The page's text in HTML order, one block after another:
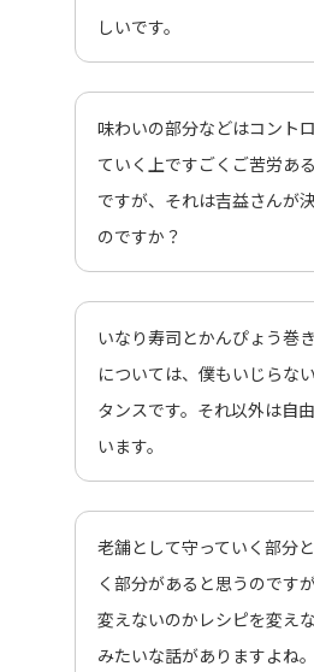
しいです。
味わいの部分などはコント
ていく上ですごくご苦労あ
ですが、それは吉益さんが
のですか？
いなり寿司とかんぴょう巻
については、僕もいじらな
タンスです。それ以外は自
います。
老舗として守っていく部分
く部分があると思うのです
変えないのかレシピを変えな
みたいな話がありますよね。